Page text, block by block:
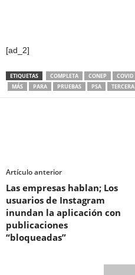
[ad_2]
ETIQUETAS COMPLETA CONEP COVID
MÁS
PARA PRUEBAS PSA TERCERA
Artículo anterior
Las empresas hablan; Los
usuarios de Instagram
inundan la aplicación con
publicaciones
“bloqueadas”